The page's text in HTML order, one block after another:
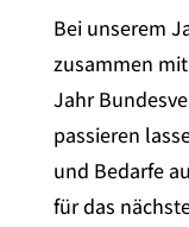
Bei unserem
zusammen
Jahr
passieren
und Bedarfe
für das